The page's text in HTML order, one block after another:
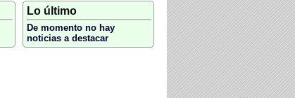
Lo último
De momento no hay
noticias a destacar